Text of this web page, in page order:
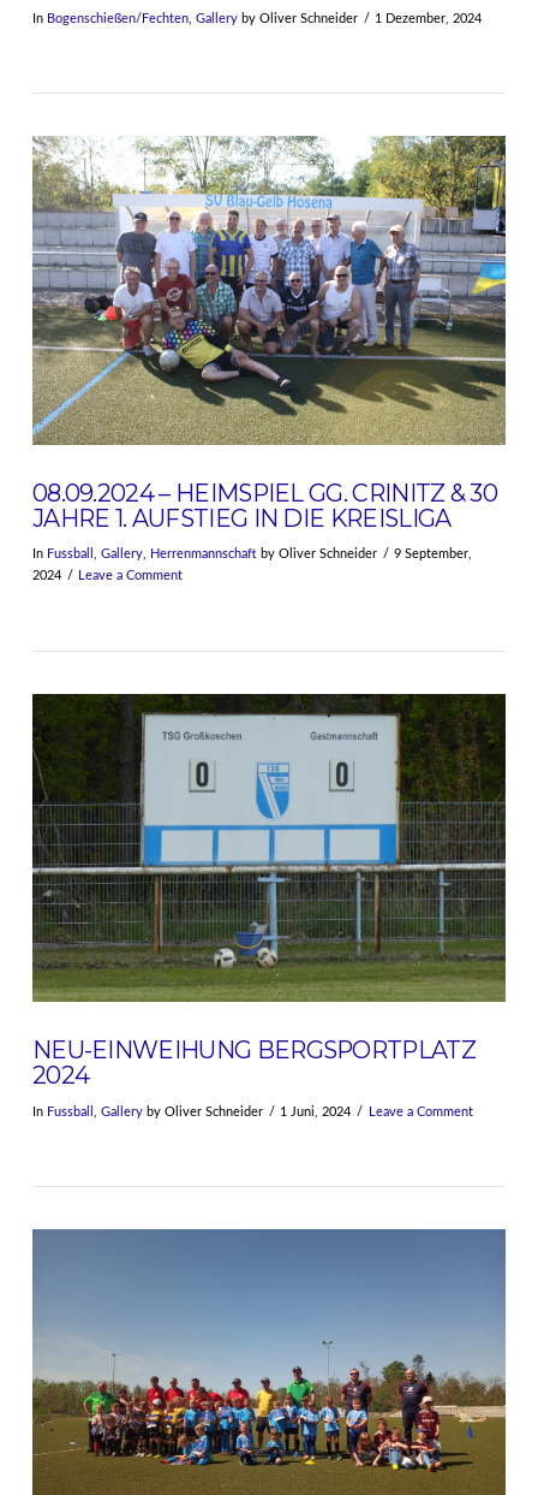
VIEW POST
In Bogenschießen/Fechten, Galleryby Oliver Schneider 1 Dezember, 2024
VIEW POST
08.09.2024 – HEIMSPIEL GG. CRINITZ & 30
JAHRE 1. AUFSTIEG IN DIE KREISLIGA
In Fussball , Gallery, Herrenmannschaftby Oliver Schneider
9 September,
2024
Leave a Comment
VIEW POST
NEU-EINWEIHUNG BERGSPORTPLATZ
2024
In Fussball Galleryby Oliver Schneider 1 Juni, 2024 Leave a Comment